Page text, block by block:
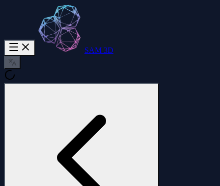
SAM 3D